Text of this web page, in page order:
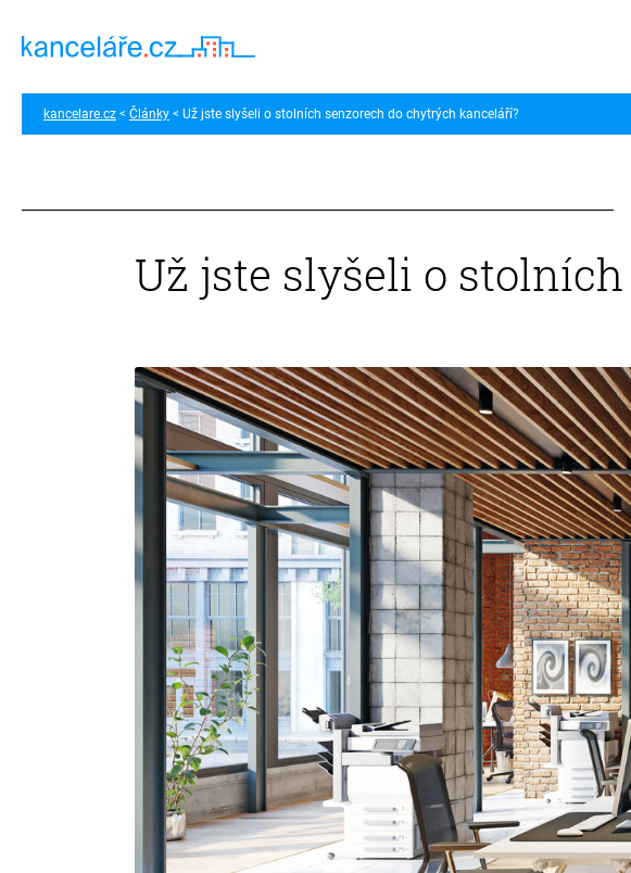
kancelare.cz Články Už jste slyšeli o stolních senzorech do chytrých kanceláří?
Už jste slyšeli o